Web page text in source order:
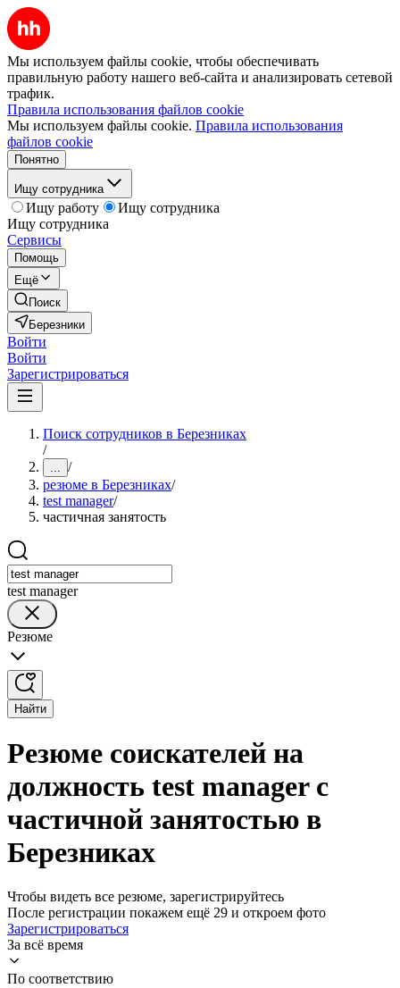
Мы используем файлы cookie, чтобы обеспечивать
правильную работу нашего веб-сайта и анализировать сетевой
трафик.
Правила использования файлов cookie
Мы используем файлы cookie. Правила использования
файлов cookie
Понятно
Ищу сотрудника
Ищу работу
Ищу сотрудника
Ищу сотрудника
Сервисы
Помощь
Ещё
Поиск
Березники
Войти
Войти
Зарегистрироваться
Поиск сотрудников в Березниках
/
... /
резюме в Березниках/
test manager/
частичная занятость
test manager
Резюме
Найти
Резюме соискателей на
должность test manager с
частичной занятостью в
Березниках
Чтобы видеть все резюме, зарегистрируйтесь
После регистрации покажем ещё 29 и откроем фото
Зарегистрироваться
За всё время
По соответствию